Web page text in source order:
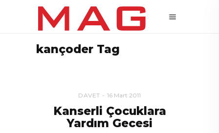
kançoder Tag
DAVET 16 Mart 2011
Kanserli Çocuklara
Yardım Gecesi